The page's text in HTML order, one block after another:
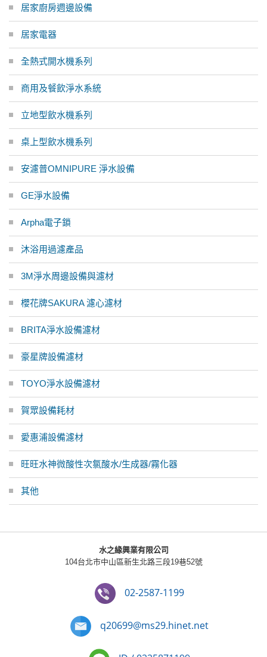
居家廚房週邊設備
居家電器
全熱式開水機系列
商用及餐飲淨水系統
立地型飲水機系列
桌上型飲水機系列
安濾普OMNIPURE 淨水設備
GE淨水設備
Arpha電子鎖
沐浴用過濾產品
3M淨水周邊設備與濾材
櫻花牌SAKURA 濾心濾材
BRITA淨水設備濾材
豪星牌設備濾材
TOYO淨水設備濾材
賀眾設備耗材
愛惠浦設備濾材
旺旺水神微酸性次氯酸水/生成器/霧化器
其他
水之緣興業有限公司
104台北市中山區新生北路三段19巷52號
02-2587-1199
q20699@ms29.hinet.net